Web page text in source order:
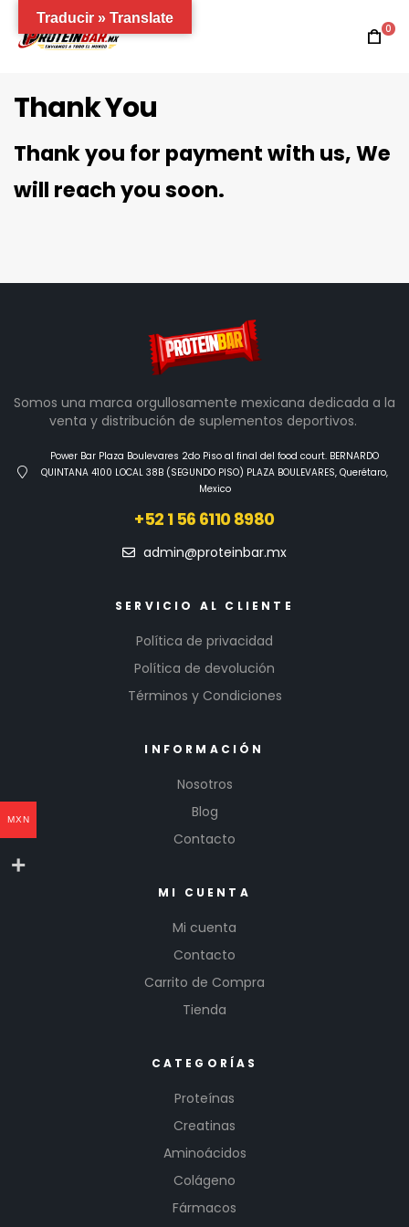
0
Thank You
Thank you for payment with us, We
will reach you soon.
Somos una marca orgullosamente mexicana dedicada a la
venta y distribución de suplementos deportivos.
Power Bar Plaza Boulevares 2do Piso al final del food court. BERNARDO
QUINTANA 4100 LOCAL 38B (SEGUNDO PISO) PLAZA BOULEVARES, Querétaro,
Mexico
+52 1 56 6110 8980
admin@proteinbar.mx
SERVICIO AL CLIENTE
Política de privacidad
Política de devolución
Términos y Condiciones
INFORMACIÓN
Nosotros
Blog
Contacto
MI CUENTA
Mi cuenta
Contacto
Carrito de Compra
Tienda
CATEGORÍAS
Proteínas
Creatinas
Aminoácidos
Colágeno
Fármacos
Traducir » Translate
MXN